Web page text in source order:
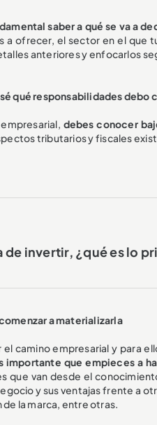
saber a qué se va a
ofrecer, el sector en el que
anteriores y enfocarlos
qué responsabilidades debo
debes conocer
tributarios y fiscales
de invertir, ¿qué es lo
a materializarla
camino empresarial y para
importante que empieces a
que van desde el
y sus ventajas frente a
la marca, entre otras.